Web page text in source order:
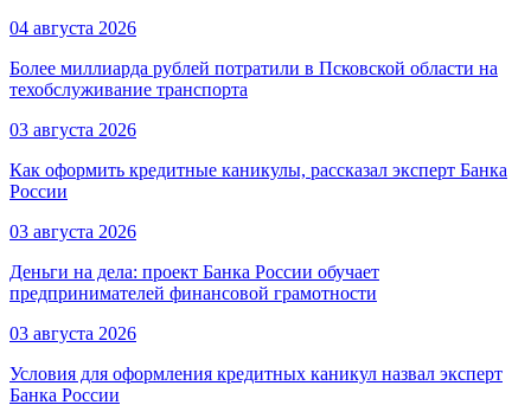
04 августа 2026
Более миллиарда рублей потратили в Псковской области на
техобслуживание транспорта
03 августа 2026
Как оформить кредитные каникулы, рассказал эксперт Банка
России
03 августа 2026
Деньги на дела: проект Банка России обучает
предпринимателей финансовой грамотности
03 августа 2026
Условия для оформления кредитных каникул назвал эксперт
Банка России